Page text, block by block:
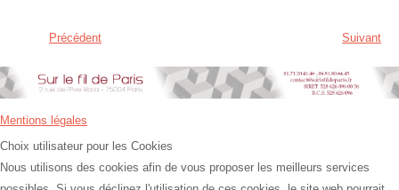
Précédent Suivant
Mentions légales
Choix utilisateur pour les Cookies
Nous utilisons des cookies afin de vous proposer les meilleurs services